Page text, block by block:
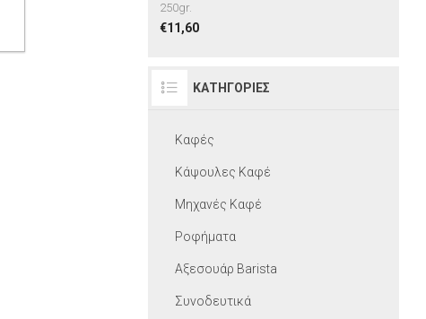
250gr.
€11,60
ΚΑΤΗΓΟΡΊΕΣ
Καφές
Kάψουλες Καφέ
Μηχανές Καφέ
Ροφήματα
Αξεσουάρ Βarista
Συνοδευτικά